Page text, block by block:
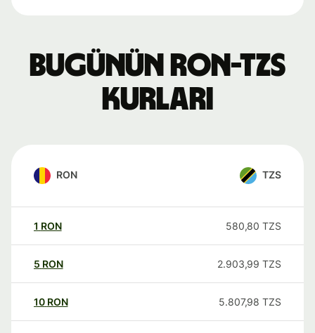
Bugünün RON-TZS
kurları
RON TZS
1 RON 580,80 TZS
5 RON 2.903,99 TZS
10 RON 5.807,98 TZS